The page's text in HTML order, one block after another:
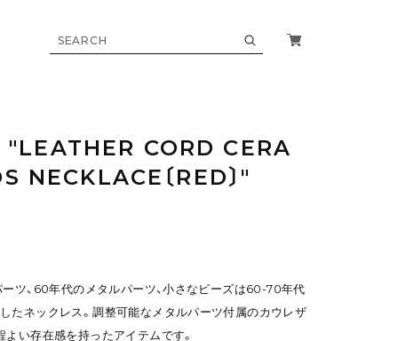
CORD CERA
NECKLACE〔RED〕"
ツ、60年代のメタルパーツ、小さなビーズは60-70年代
たネックレス。調整可能なメタルパーツ付属のカウレザ
よい存在感を持ったアイテムです。